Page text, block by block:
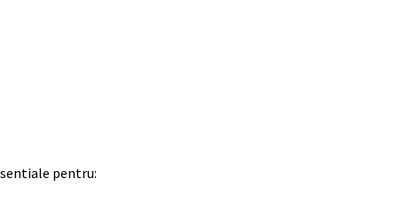
pentru: